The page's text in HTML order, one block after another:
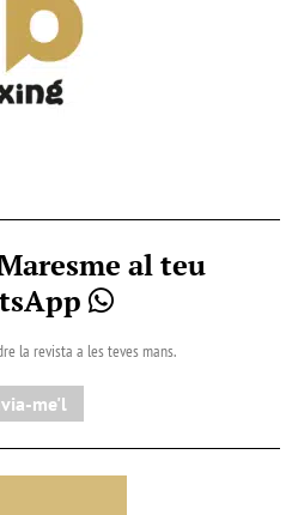
al teu
la revista a les teves mans.
me'l